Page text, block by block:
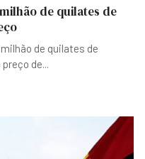
de quilates de
de quilates de
de...